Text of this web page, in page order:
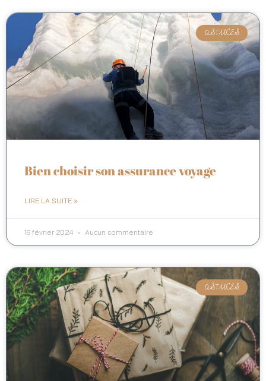
ASTUCES
Bien choisir son assurance voyage
LIRE LA SUITE »
18 février 2024 Aucun commentaire
ASTUCES